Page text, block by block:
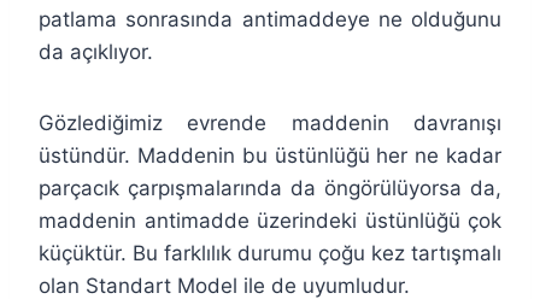
patlama sonrasında antimaddeye ne olduğunu
da açıklıyor.
Gözlediğimiz evrende maddenin davranışı
üstündür. Maddenin bu üstünlüğü her ne kadar
parçacık çarpışmalarında da öngörülüyorsa da,
maddenin antimadde üzerindeki üstünlüğü çok
küçüktür. Bu farklılık durumu çoğu kez tartışmalı
olan Standart Model ile de uyumludur.